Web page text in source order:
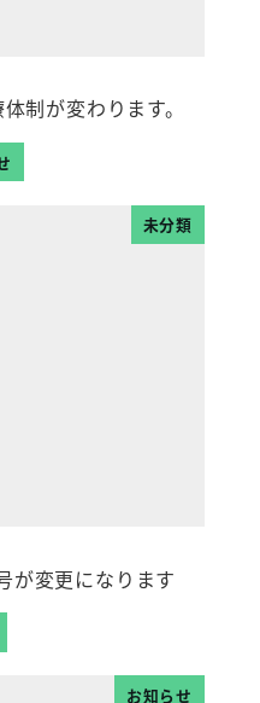
が変わります。
未分類
が変更になります
お知らせ